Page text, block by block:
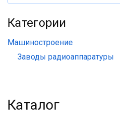
Категории
Машиностроение
Заводы радиоаппаратуры
Каталог